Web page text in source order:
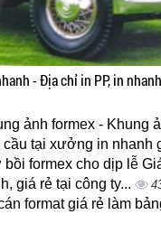
- Địa chỉ in PP, in
ảnh formex - Khung
cầu tại xưởng in nhanh
bồi formex cho dịp lễ
giá rẻ tại công ty...
format giá rẻ làm